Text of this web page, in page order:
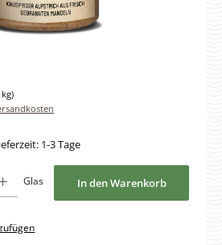
1-3 Tage
Wert ein oder benutze die
Glas In den Warenkorb